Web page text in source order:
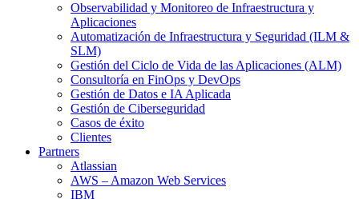
Observabilidad y Monitoreo de Infraestructura y
Aplicaciones
Automatización de Infraestructura y Seguridad (ILM &
SLM)
Gestión del Ciclo de Vida de las Aplicaciones (ALM)
Consultoría en FinOps y DevOps
Gestión de Datos e IA Aplicada
Gestión de Ciberseguridad
Casos de éxito
Clientes
Partners
Atlassian
AWS – Amazon Web Services
IBM